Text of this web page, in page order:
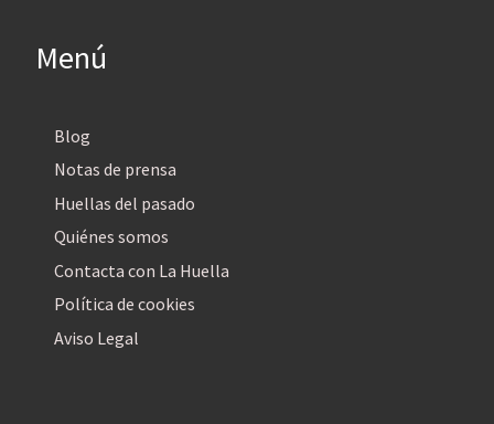
Menú
Blog
Notas de prensa
Huellas del pasado
Quiénes somos
Contacta con La Huella
Política de cookies
Aviso Legal